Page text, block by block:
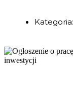
Kategoria: